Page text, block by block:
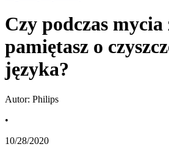
Czy podczas mycia
pamiętasz o
języka?
Autor: Philips
•
10/28/2020